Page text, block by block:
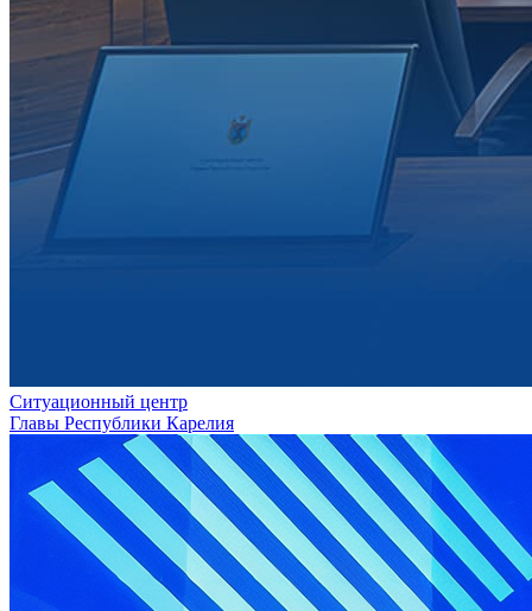
Ситуационный центр
Главы Республики Карелия